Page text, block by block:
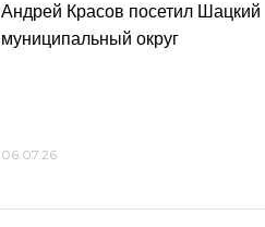
Андрей Красов посетил Шацкий
муниципальный округ
06.07.26